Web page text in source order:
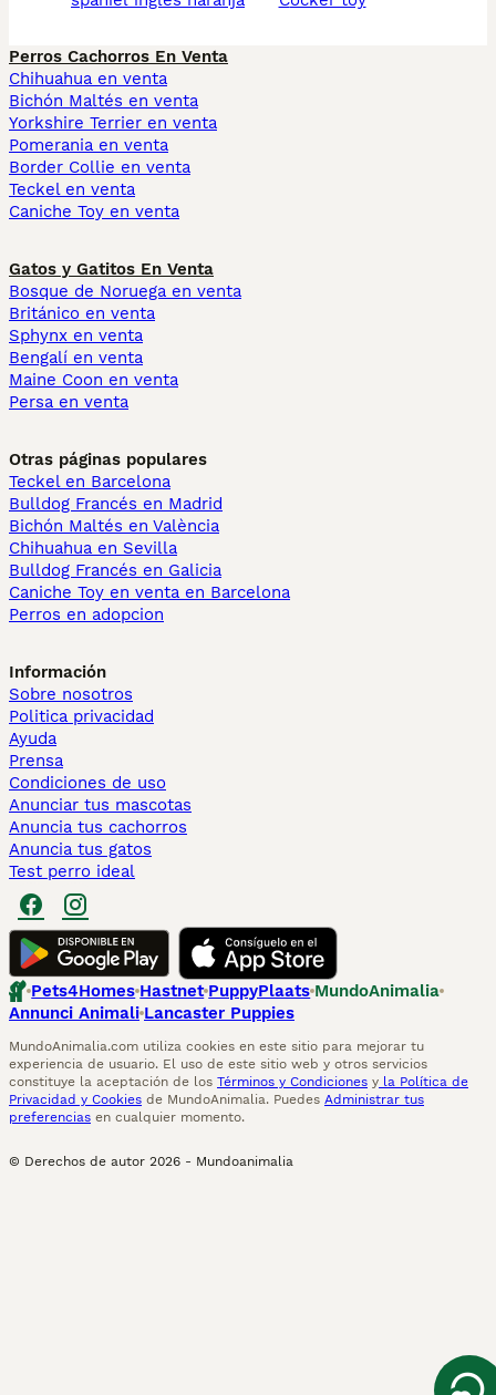
Perros Cachorros En Venta
Chihuahua en venta
Bichón Maltés en venta
Yorkshire Terrier en venta
Pomerania en venta
Border Collie en venta
Teckel en venta
Caniche Toy en venta
Gatos y Gatitos En Venta
Bosque de Noruega en venta
Británico en venta
Sphynx en venta
Bengalí en venta
Maine Coon en venta
Persa en venta
Otras páginas populares
Teckel en Barcelona
Bulldog Francés en Madrid
Bichón Maltés en València
Chihuahua en Sevilla
Bulldog Francés en Galicia
Caniche Toy en venta en Barcelona
Perros en adopcion
Información
Sobre nosotros
Politica privacidad
Ayuda
Prensa
Condiciones de uso
Anunciar tus mascotas
Anuncia tus cachorros
Anuncia tus gatos
Test perro ideal
Pets4Homes Hastnet PuppyPlaats MundoAnimalia
Annunci Animali Lancaster Puppies
MundoAnimalia.com utiliza cookies en este sitio para mejorar tu
experiencia de usuario. El uso de este sitio web y otros servicios
constituye la aceptación de los Términos y Condiciones y la Política de
Privacidad y Cookies de MundoAnimalia. Puedes Administrar tus
preferencias en cualquier momento.
© Derechos de autor 2026 - Mundoanimalia